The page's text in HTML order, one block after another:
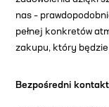
nas –
pełnej konkretów
zakupu, który będzie
Bezpośredni